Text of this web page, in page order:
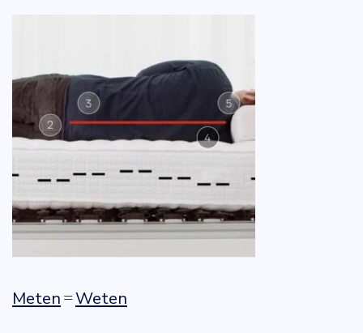
Meten =Weten